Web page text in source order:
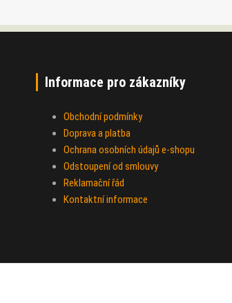
Informace pro zákazníky
Obchodní podmínky
Doprava a platba
Ochrana osobních údajů e-shopu
Odstoupení od smlouvy
Reklamační řád
Kontaktní informace